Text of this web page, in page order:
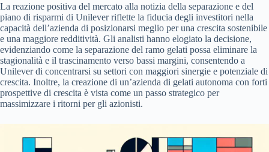
La reazione positiva del mercato alla notizia della separazione e del
piano di risparmi di Unilever riflette la fiducia degli investitori nella
capacità dell’azienda di posizionarsi meglio per una crescita sostenibile
e una maggiore redditività. Gli analisti hanno elogiato la decisione,
evidenziando come la separazione del ramo gelati possa eliminare la
stagionalità e il trascinamento verso bassi margini, consentendo a
Unilever di concentrarsi su settori con maggiori sinergie e potenziale di
crescita. Inoltre, la creazione di un’azienda di gelati autonoma con forti
prospettive di crescita è vista come un passo strategico per
massimizzare i ritorni per gli azionisti.